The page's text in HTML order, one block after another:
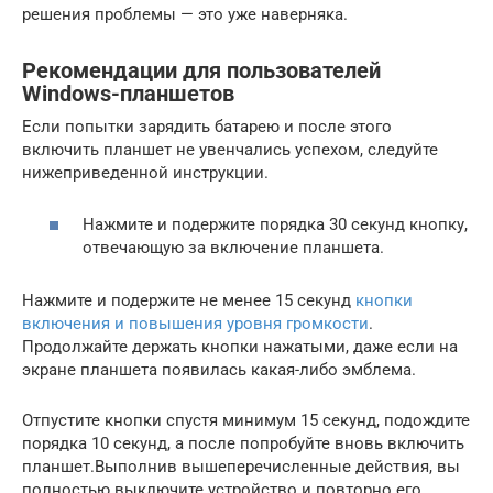
решения проблемы — это уже наверняка.
Рекомендации для пользователей
Windows-планшетов
Если попытки зарядить батарею и после этого
включить планшет не увенчались успехом, следуйте
нижеприведенной инструкции.
Нажмите и подержите порядка 30 секунд кнопку,
отвечающую за включение планшета.
Нажмите и подержите не менее 15 секунд кнопки
включения и повышения уровня громкости.
Продолжайте держать кнопки нажатыми, даже если на
экране планшета появилась какая-либо эмблема.
Отпустите кнопки спустя минимум 15 секунд, подождите
порядка 10 секунд, а после попробуйте вновь включить
планшет.Выполнив вышеперечисленные действия, вы